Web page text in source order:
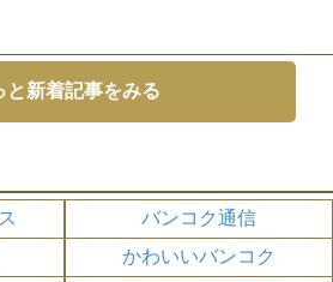
と新着記事をみる
バンコク通信
かわいいバンコク